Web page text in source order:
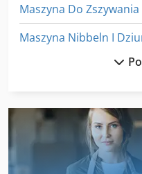
Maszyna Do Zszywania
Maszyna Nibbeln I
Maszyny Do
Maszyny Do
Maszyny Do